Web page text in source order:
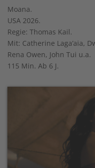
Moana.
USA 2026.
Regie: Thomas Kail.
Mit: Catherine Laga’aia,
Rena Owen, John Tui u.a.
115 Min. Ab 6 J.